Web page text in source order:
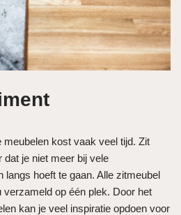
kost vaak veel tijd. Zit
je niet meer bij vele
langs hoeft te gaan. Alle zitmeubel
op één plek. Door het
kan je veel inspiratie opdoen voor